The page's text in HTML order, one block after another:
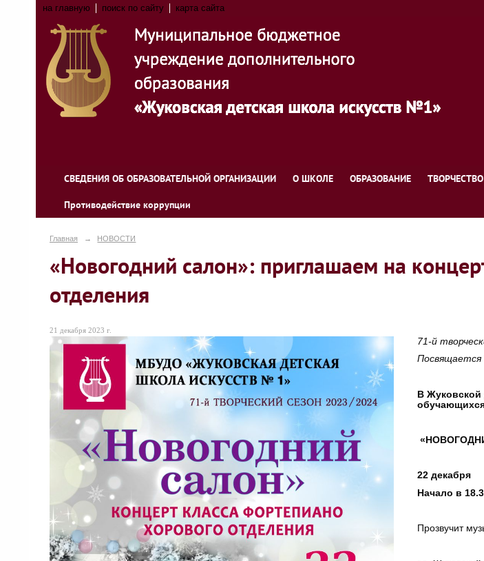
на главную поиск по сайту карта сайта
СВЕДЕНИЯ ОБ ОБРАЗОВАТЕЛЬНОЙ ОРГАНИЗАЦИИ О ШКОЛЕ ОБРАЗОВАНИЕ ТВОРЧЕСТВО
Противодействие коррупции
Главная → НОВОСТИ
«Новогодний салон»: приглашаем на
отделения
21 декабря 2023 г.
71-й
Посвящается
В Жуковской
22 декабря
Начало в
Прозвучит